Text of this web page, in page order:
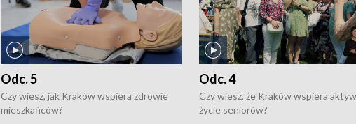
Odc. 5
Czy wiesz, jak Kraków wspiera zdrowie
mieszkańców?
Odc. 4
Czy wiesz, że Kraków wspiera
życie seniorów?